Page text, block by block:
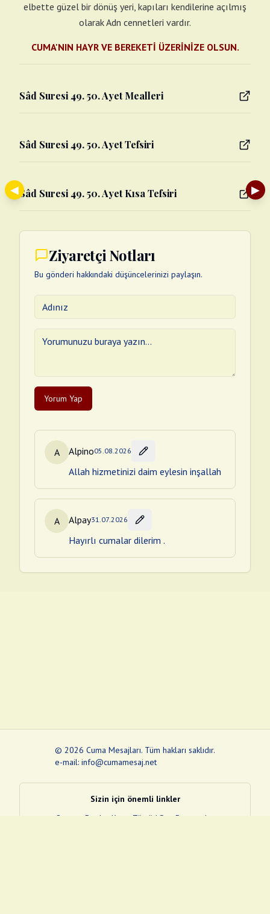
elbette güzel bir dönüş yeri, kapıları kendilerine açılmış
olarak Adn cennetleri vardır.
CUMA'NIN HAYR VE BEREKETİ ÜZERİNİZE OLSUN.
Sâd Suresi 49. 50. Ayet Mealleri
Sâd Suresi 49. 50. Ayet Tefsiri
Sâd Suresi 49. 50. Ayet Kısa Tefsiri
Ziyaretçi Notları
Bu gönderi hakkındaki düşüncelerinizi paylaşın.
Yorum Yap
A Alpino05.08.2026
Allah hizmetinizi daim eylesin inşallah
A Alpay31.07.2026
Hayırlı cumalar dilerim .
◀ ▶
© 2026 Cuma Mesajları. Tüm hakları saklıdır.
e-mail: info@cumamesaj.net
Sizin için önemli linkler
Quran
e-Devlet Kapısı Tüvtürk Son Depremler